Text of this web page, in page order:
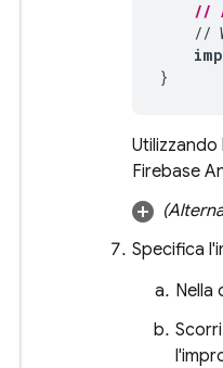
//
//
}
Utilizzando
Firebase
Specifica
Nella